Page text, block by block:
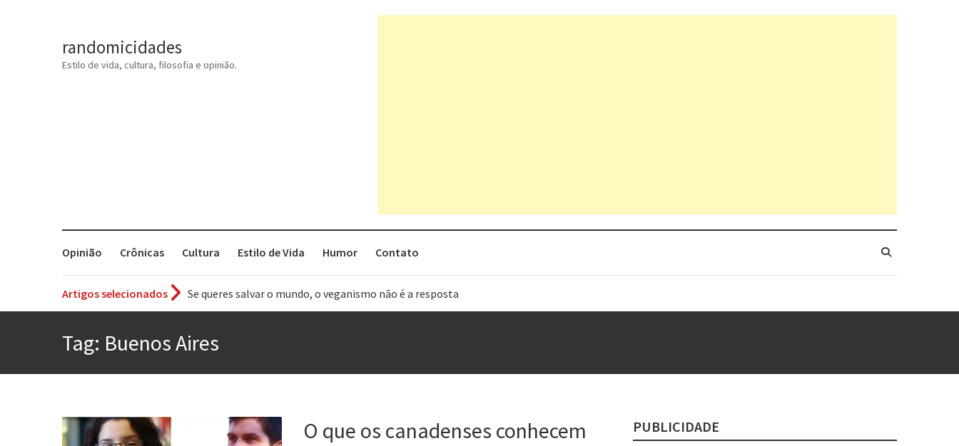
randomicidades
Estilo de vida, cultura, filosofia e opinião.
Opinião Crônicas Cultura Estilo de Vida Humor Contato
Artigos selecionados
Tem que filmar isso daí
Aprender a fracassar é o segredo do sucesso
Contardo Calligaris prega o “direito à tristeza”
Os causos de Jorge Luis Borges
Tag: Buenos Aires
O que os canadenses conhecem
PUBLICIDADE